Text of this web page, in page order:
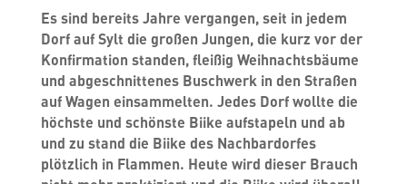
Es sind bereits Jahre vergangen, seit in jedem
Dorf auf Sylt die großen Jungen, die kurz vor der
Konfirmation standen, fleißig Weihnachtsbäume
und abgeschnittenes Buschwerk in den Straßen
auf Wagen einsammelten. Jedes Dorf wollte die
höchste und schönste Biike aufstapeln und ab
und zu stand die Biike des Nachbardorfes
plötzlich in Flammen. Heute wird dieser Brauch